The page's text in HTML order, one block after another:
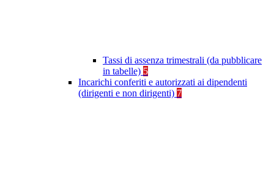
Tassi di assenza trimestrali (da pubblicare
in tabelle) 5
Incarichi conferiti e autorizzati ai dipendenti
(dirigenti e non dirigenti) 7